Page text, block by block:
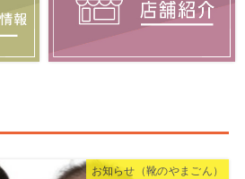
お知らせ（靴のやまごん）